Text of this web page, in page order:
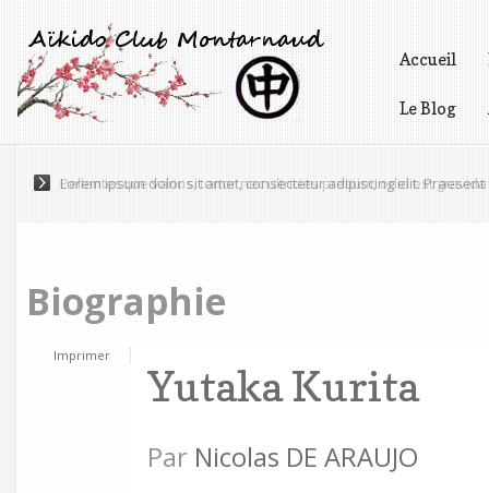
Accueil
Le Blog
Pellentesque varius, tortor nec ultricies pretium, odio est
Biographie
Imprimer
Yutaka Kurita
Par Nicolas DE ARAUJO